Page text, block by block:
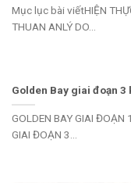
Mục lục bài viếtHIỆN
THUAN ANLÝ DO...
Golden Bay giai đoạn 3
GOLDEN BAY GIAI ĐOẠN
GIAI ĐOẠN 3...